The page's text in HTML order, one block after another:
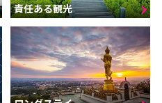
責任ある観光